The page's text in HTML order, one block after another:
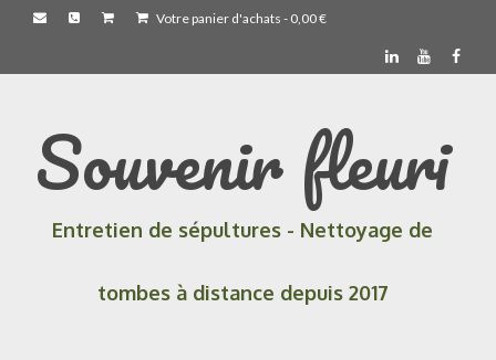
Votre panier d'achats - 0,00€
Souvenir fleuri
Entretien de sépultures - Nettoyage de
tombes à distance depuis 2017